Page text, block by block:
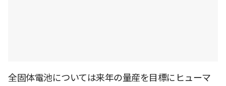
全固体電池については来年の量産を目標にヒューマ